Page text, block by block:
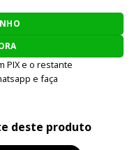
PIX e o restante
e faça
deste produto